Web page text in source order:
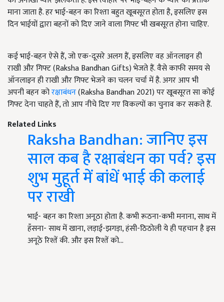
माना जाता है. हर भाई-बहन का रिश्ता बहुत खूबसूरत होता है, इसलिए इस
दिन भाईयों द्वारा बहनों को दिए जाने वाला गिफ्ट भी खबसूरत होना चाहिए.
कई भाई-बहन ऐसे हैं, जो एक-दूसरे अलग हैं, इसलिए वह ऑनलाइन ही
राखी और गिफ्ट (Raksha Bandhan Gifts) भेजते हैं. वैसे काफी समय से
ऑनलाइन ही राखी और गिफ्ट भेजने का चलन चर्चा में है. अगर आप भी
अपनी बहन कोरक्षाबंधन(Raksha Bandhan 2021) पर खूबसूरत सा कोई
गिफ्ट देना चाहते हैं, तो आप नीचे दिए गए विकल्पों का चुनाव कर सकते हैं.
Related Links
Raksha Bandhan: जानिए इस
साल कब है रक्षाबंधन का पर्व? इस
शुभ मुहूर्त में बांधें भाई की कलाई
पर राखी
भाई- बहन का रिश्ता अनूठा होता है. कभी रूठना-कभी मनाना, साथ में
हँसना- साथ में खाना, लड़ाई-झगड़ा, हंसी-ठिठोली ये ही पहचान है इस
अनूठे रिश्तें की. और इस रिश्तें को…